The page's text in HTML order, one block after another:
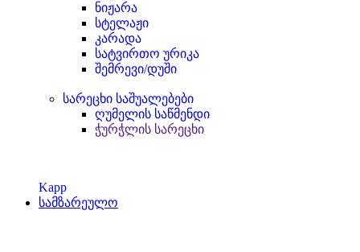
ნიჟარა
სტელაჟი
კარადა
სატვირთო ურიკა
შემრევი/დუში
სარეცხი საშუალებები
ღუმელის საწმენდი
ჭურჭლის სარეცხი
Kapp
სამზარეულო